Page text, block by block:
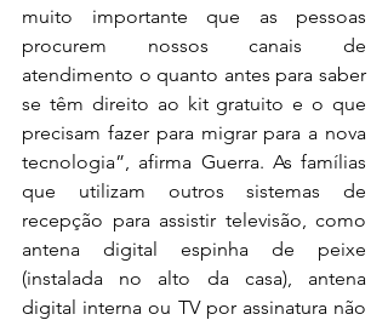
muito importante que as pessoas
procurem nossos canais de
atendimento o quanto antes para saber
se têm direito ao kit gratuito e o que
precisam fazer para migrar para a nova
tecnologia”, afirma Guerra. As famílias
que utilizam outros sistemas de
recepção para assistir televisão, como
antena digital espinha de peixe
(instalada no alto da casa), antena
digital interna ou TV por assinatura não